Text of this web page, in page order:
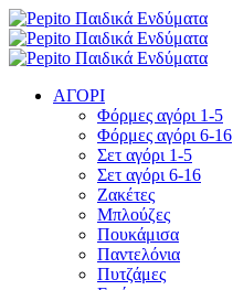
ΑΓΟΡΙ
Φόρμες αγόρι 1-5
Φόρμες αγόρι 6-16
Σετ αγόρι 1-5
Σετ αγόρι 6-16
Ζακέτες
Μπλούζες
Πουκάμισα
Παντελόνια
Πυτζάμες